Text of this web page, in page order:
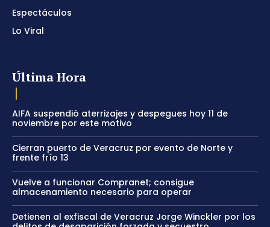
Espectáculos
Lo Viral
Última Hora
AIFA suspendió aterrizajes y despegues hoy 11 de
noviembre por este motivo
Cierran puerto de Veracruz por evento de Norte y
frente frío 13
Vuelve a funcionar Compranet; consigue
almacenamiento necesario para operar
Detienen al exfiscal de Veracruz Jorge Winckler por los